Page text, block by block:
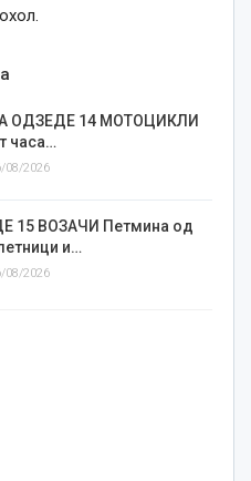
ОДЗЕДЕ 14 МОТОЦИКЛИ
часа…
08/2026
15 ВОЗАЧИ Петмина од
и…
08/2026